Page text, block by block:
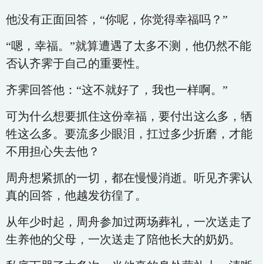
他没有正面回答，“你呢，你觉得幸福吗？”
“嗯，幸福。”就算遭遇了太多不测，他仍然不能
否认齐霁于自己的重要性。
齐霁回答他：“这不就好了，我也一样啊。”
可为什么想要抓住这份幸福，要付出这么多，牺
牲这么多。要流多少眼泪，扛过多少折磨，才能
不用担心失去他？
周舟想紧抓的一切，都在慢慢消逝。听见齐霁认
真的回答，他越发彷徨了。
从年少时起，周舟参加过两场葬礼，一次送走了
生养他的父母，一次送走了陪他长大的奶奶。